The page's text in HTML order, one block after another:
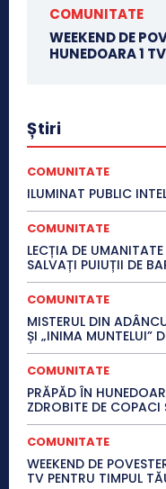
COMUNITATE
WEEKEND DE
HUNEDOARA 1
Știri
COMUNITATE
ILUMINAT PUBLIC
COMUNITATE
LECȚIA DE
SALVAȚI PUIUȚII DE
COMUNITATE
MISTERUL DIN
ȘI „INIMA MUNTELUI”
COMUNITATE
PRĂPĂD ÎN
ZDROBITE DE
COMUNITATE
WEEKEND DE
TV PENTRU TIMPUL